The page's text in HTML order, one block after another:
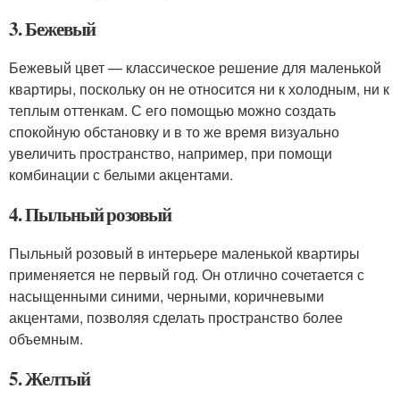
3. Бежевый
Бежевый цвет — классическое решение для маленькой
квартиры, поскольку он не относится ни к холодным, ни к
теплым оттенкам. С его помощью можно создать
спокойную обстановку и в то же время визуально
увеличить пространство, например, при помощи
комбинации с белыми акцентами.
4. Пыльный розовый
Пыльный розовый в интерьере маленькой квартиры
применяется не первый год. Он отлично сочетается с
насыщенными синими, черными, коричневыми
акцентами, позволяя сделать пространство более
объемным.
5. Желтый